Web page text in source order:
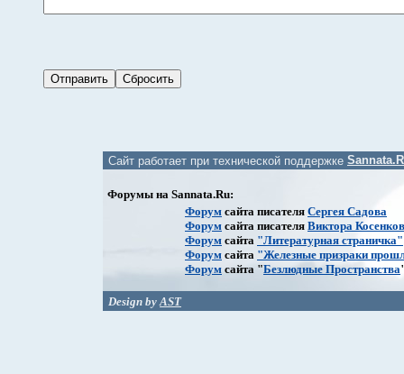
Сайт работает при технической поддержке
Форумы на Sannata.Ru:
Форум сайта писателя Сергея Садова
Форум сайта писателя Виктора
Форум сайта "Литературная страничка"
Форум сайта "Железные призраки
Форум сайта "Безлюдные Пространства
Design by AST